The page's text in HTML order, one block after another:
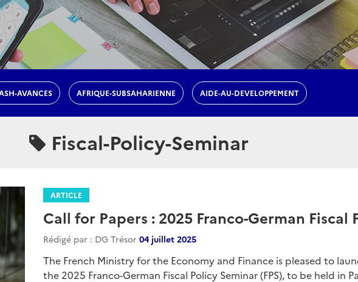
AVANCES AFRIQUE-SUBSAHARIENNE AIDE-AU-DEVELOPPEMENT
Fiscal-Policy-Seminar
ARTICLE
Call for Papers : 2025 Franco-German Fiscal
Rédigé par : DG Trésor 04 juillet 2025
The French Ministry for the Economy and Finance is pleased to
the 2025 Franco-German Fiscal Policy Seminar (FPS), to be held in